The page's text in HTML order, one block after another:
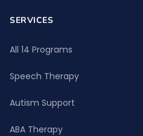
SERVICES
All 14 Programs
Speech Therapy
Autism Support
ABA Therapy